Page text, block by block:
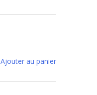
Ajouter au panier